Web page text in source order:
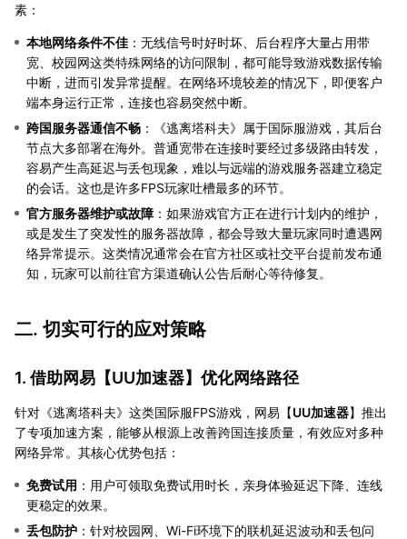
素：
本地网络条件不佳 ：无线信号时好时坏、后台程序大量占用带
宽、校园网这类特殊网络的访问限制，都可能导致游戏数据传输
中断，进而引发异常提醒。在网络环境较差的情况下，即便客户
端本身运行正常，连接也容易突然中断。
跨国服务器通信不畅 ：《逃离塔科夫》属于国际服游戏，其后台
节点大多部署在海外。普通宽带在连接时要经过多级路由转发，
容易产生高延迟与丢包现象，难以与远端的游戏服务器建立稳定
的会话。这也是许多FPS玩家吐槽最多的环节。
官方服务器维护或故障 ：如果游戏官方正在进行计划内的维护，
或是发生了突发性的服务器故障，都会导致大量玩家同时遭遇网
络异常提示。这类情况通常会在官方社区或社交平台提前发布通
知，玩家可以前往官方渠道确认公告后耐心等待修复。
二. 切实可行的应对策略
1. 借助网易【UU加速器】优化网络路径
针对《逃离塔科夫》这类国际服FPS游戏，网易【UU加速器】推出
了专项加速方案，能够从根源上改善跨国连接质量，有效应对多种
网络异常。其核心优势包括：
免费试用 ：用户可领取免费试用时长，亲身体验延迟下降、连线
更稳定的效果。
丢包防护 ：针对校园网、Wi-Fi环境下的联机延迟波动和丢包问